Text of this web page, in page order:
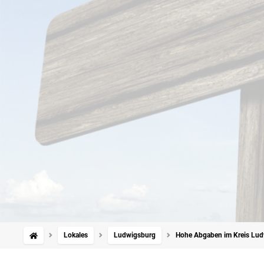
Lokales Ludwigsburg Hohe Abgaben im Kreis